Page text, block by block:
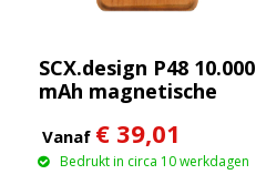
SCX.design P48 10.000
mAh magnetische
van 15 W
Vanaf € 39,01
Bedrukt in circa 10 werkdagen